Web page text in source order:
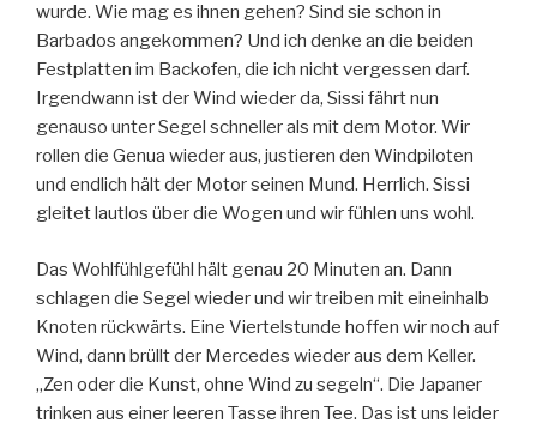
wurde. Wie mag es ihnen gehen? Sind sie schon in
Barbados angekommen? Und ich denke an die beiden
Festplatten im Backofen, die ich nicht vergessen darf.
Irgendwann ist der Wind wieder da, Sissi fährt nun
genauso unter Segel schneller als mit dem Motor. Wir
rollen die Genua wieder aus, justieren den Windpiloten
und endlich hält der Motor seinen Mund. Herrlich. Sissi
gleitet lautlos über die Wogen und wir fühlen uns wohl.
Das Wohlfühlgefühl hält genau 20 Minuten an. Dann
schlagen die Segel wieder und wir treiben mit eineinhalb
Knoten rückwärts. Eine Viertelstunde hoffen wir noch auf
Wind, dann brüllt der Mercedes wieder aus dem Keller.
„Zen oder die Kunst, ohne Wind zu segeln“. Die Japaner
trinken aus einer leeren Tasse ihren Tee. Das ist uns leider